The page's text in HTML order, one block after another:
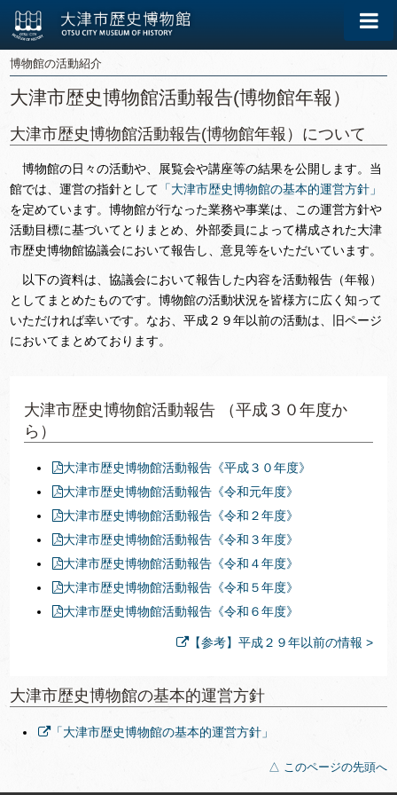
博物館の活動紹介
大津市歴史博物館活動報告(博物館年報）
大津市歴史博物館活動報告(博物館年報）について
博物館の日々の活動や、展覧会や講座等の結果を公開します。当
館では、運営の指針として 「大津市歴史博物館の基本的運営方針」
を定めています。博物館が行なった業務や事業は、この運営方針や
活動目標に基づいてとりまとめ、外部委員によって構成された大津
市歴史博物館協議会において報告し、意見等をいただいています。
以下の資料は、協議会において報告した内容を活動報告（年報）
としてまとめたものです。博物館の活動状況を皆様方に広く知って
いただければ幸いです。なお、平成２９年以前の活動は、旧ページ
においてまとめております。
大津市歴史博物館活動報告 （平成３０年度か
ら）
大津市歴史博物館活動報告《平成３０年度》
大津市歴史博物館活動報告《令和元年度》
大津市歴史博物館活動報告《令和２年度》
大津市歴史博物館活動報告《令和３年度》
大津市歴史博物館活動報告《令和４年度》
大津市歴史博物館活動報告《令和５年度》
大津市歴史博物館活動報告《令和６年度》
【参考】平成２９年以前の情報 >
大津市歴史博物館の基本的運営方針
「大津市歴史博物館の基本的運営方針」
△ このページの先頭へ